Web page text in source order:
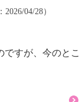
04/28）
すが、今のと